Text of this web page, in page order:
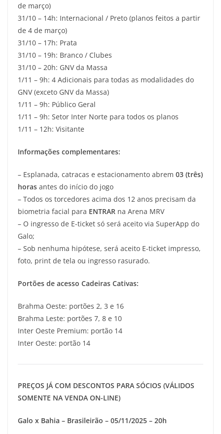
de março)
31/10 – 14h: Internacional / Preto (planos feitos a partir
de 4 de março)
31/10 – 17h: Prata
31/10 – 19h: Branco / Clubes
31/10 – 20h: GNV da Massa
1/11 – 9h: 4 Adicionais para todas as modalidades do
GNV (exceto GNV da Massa)
1/11 – 9h: Público Geral
1/11 – 9h: Setor Inter Norte para todos os planos
1/11 – 12h: Visitante
Informações complementares:
– Esplanada, catracas e estacionamento abrem 03 (três)
horas antes do início do jogo
– Todos os torcedores acima dos 12 anos precisam da
biometria facial para ENTRAR na Arena MRV
– O ingresso de E-ticket só será aceito via SuperApp do
Galo;
– Sob nenhuma hipótese, será aceito E-ticket impresso,
foto, print de tela ou ingresso rasurado.
Portões de acesso Cadeiras Cativas:
Brahma Oeste: portões 2, 3 e 16
Brahma Leste: portões 7, 8 e 10
Inter Oeste Premium: portão 14
Inter Oeste: portão 14
PREÇOS JÁ COM DESCONTOS PARA SÓCIOS (VÁLIDOS
SOMENTE NA VENDA ON-LINE)
Galo x Bahia – Brasileirão – 05/11/2025 – 20h